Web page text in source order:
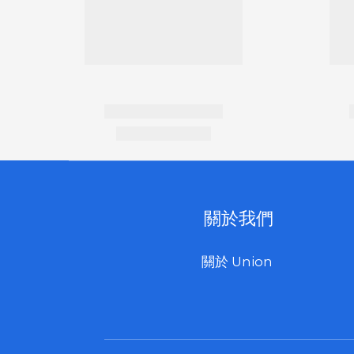
關於我們
關於 Union